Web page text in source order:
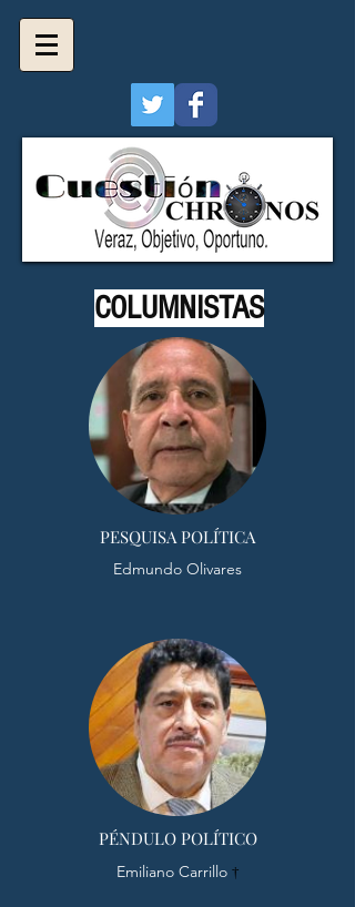
PESQUISA POLÍTICA
Edmundo Olivares
PÉNDULO POLÍTICO
Emiliano Carrillo †
COLUMNISTAS